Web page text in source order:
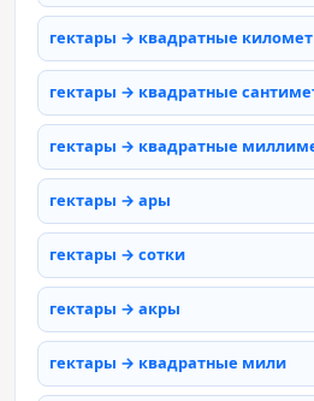
гектары → квадратные
гектары → квадратные
гектары → квадратные
гектары → ары
гектары → сотки
гектары → акры
гектары → квадратные мили